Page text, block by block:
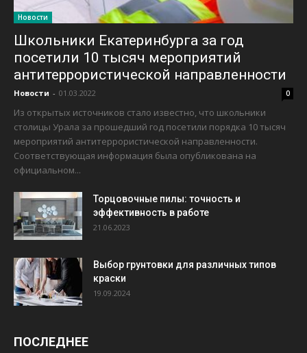
Новости
Школьники Екатеринбурга за год
посетили 10 тысяч мероприятий
антитеррористической направленности
Новости - 01.03.2022 0
Из открытых источников стало известно, что школьники
столицы Урала за прошедший год посетили порядка 10 тысяч
мероприятий антитеррористической направленности.
Соответствующая информация была опубликована на
официальном...
Торцовочные пилы: точность и
эффективность в работе
21.06.2023
Выбор грунтовки для различных типов
краски
19.09.2024
ПОСЛЕДНЕЕ